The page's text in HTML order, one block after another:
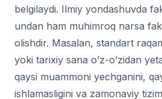
belgilaydi. Ilmiy yondashuvda
undan ham muhimroq narsa
olishdir. Masalan, standart
yoki tarixiy sana o’z-o’zidan
qaysi muammoni yechganini,
ishlamasligini va zamonaviy